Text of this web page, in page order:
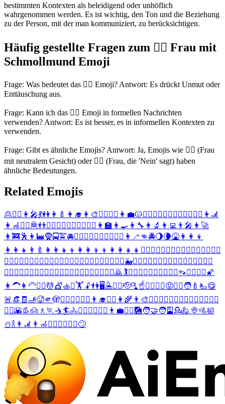
bestimmten Kontexten als beleidigend oder unhöflich
wahrgenommen werden. Es ist wichtig, den Ton und die Beziehung
zu der Person, mit der man kommuniziert, zu berücksichtigen.
Häufig gestellte Fragen zum 🙎‍♀️ Frau mit
Schmollmund Emoji
Frage: Was bedeutet das 🙎‍♀️ Emoji? Antwort: Es drückt Unmut oder
Enttäuschung aus.
Frage: Kann ich das 🙎‍♀️ Emoji in formellen Nachrichten
verwenden? Antwort: Es ist besser, es in informellen Kontexten zu
verwenden.
Frage: Gibt es ähnliche Emojis? Antwort: Ja, Emojis wie 🙍‍♀️ (Frau
mit neutralem Gesicht) oder 🙅‍♀️ (Frau, die 'Nein' sagt) haben
ähnliche Bedeutungen.
Related Emojis
🙎🙎‍♂️ 👩‍🎤💃👭 👩‍🍼 👩‍🎓 👩‍🎨 🙇‍♀️ 🏌️‍♀️ 👩‍💼😾💆‍♀️ 💇‍♀️ 🚣‍♀️ ⛹️‍♀️ 🏋️‍♀️ 🤾‍♀️ 👩‍🦼
👩‍🦽 🤽‍♀️🦧👬🙍‍♀️ 🚶‍♀️ 🏃‍♀️ 🏄‍♀️ 🚴‍♀️ 👩‍🏫 👩‍🍳 👩‍🔧 👩‍🔬 👩‍💻 👨‍🎤 👩‍🚀
👩‍🚒🕺 👩‍🏭🧕🚍🚖🚘💁‍♀️ 🙋‍♀️ 👮‍♀️ 👳‍♀️ 🚵‍♀️ 👩‍🦯 👊 🚔🌖🌘🤮 👩‍👩‍👦
👩‍👩‍👧 👨‍🍼 👩‍👩‍👧‍👦 👩‍👩‍👦‍👦 👩‍👩‍👧‍👧 🙇‍♂️ 🤷‍♀️ 👩‍⚖️ 👩‍✈️ 🧟‍♀️ 🧍‍♀️ 🧎‍♀️ 🧗‍♀️
🏌️‍♂️ 🏊‍♀️ 🤹‍♀️ 🙅‍♀️ 🙆‍♀️ 👷‍♀️ 💆‍♂️ 💇‍♂️ 🚣‍♂️ ⛹️‍♂️ 🏋️‍♂️ 🤾‍♂️🐳🧖‍♀️ 🤽‍♂️ 🧘‍♀️ 🙍‍♂️ 🕵️‍♀️ 💂‍♀️ 🦸‍♀️ 🦹‍♀️
🧙‍♀️ 🧚‍♀️ 🧛‍♀️ 🧞‍♀️ 🚶‍♂️ 🏃‍♂️ 🏄‍♂️ 🚴‍♂️ 🤸‍♀️ 🤼‍♀️ 🤵‍♀️🙇🏌️💁‍♂️ 🙋‍♂️ 👮‍♂️ 👳‍♂️ 🚵‍♂️👡👩‍❤️‍💋‍👩🌠
👩‍🦱 👩‍🦳👱‍♀️💆 💇🚣⛹️🏋️ 🤾👫🖥️🤽👰‍♀️🫡🫗 ☝️👩‍❤️‍💋‍👨😡🤵‍♂️ 🧑‍🍼 🫷😋
🚨👒 🧾 🫸🥵🫵 🫣🧔‍♀️ 🤦‍♀️ 🤷‍♂️ 👨‍🎓 👨‍⚖️ 👩‍🌾 👨‍🎨 👨‍✈️ 🧝‍♀️ 🧟‍♂️ 🧍‍♂️ 🧎‍♂️ 🧗‍♂️ 🏊‍♂️
🤹‍♂️🌇 👢 🙍 🚶 🏃 🤺 🏄🚴🙅‍♂️ 🙆‍♂️ 👩‍⚕️ 👨‍💼👷‍♂️ 🎑🧑‍🤝‍🧑 🎴 💁🙋 👳🚵🛀
⛄🍾 👨‍🦼 👨‍🦽 👯‍♀️ 🧖‍♂️ 🧘‍♂️🙄